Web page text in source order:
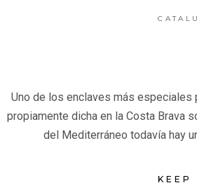
Uno de los enclaves más especiales
propiamente dicha en la Costa Brava
del Mediterráneo todavía hay
KEEP